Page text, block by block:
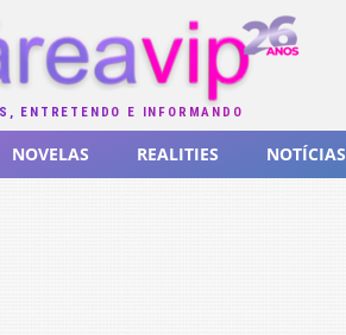
ENTRETENDO E INFORMANDO
NOVELAS REALITIES NOTÍCIAS